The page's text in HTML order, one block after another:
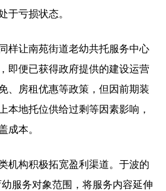
于亏损状态。
样让南苑街道老幼共托服务中心
即便已获得政府提供的建设运营
、房租优惠等政策，但因前期装
本地托位供给过剩等因素影响，
成本。
机构积极拓宽盈利渠道。于波的
服务对象范围，将服务内容延伸